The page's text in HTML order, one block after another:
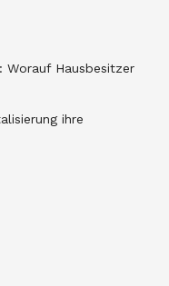
Worauf Hausbesitzer
ihre